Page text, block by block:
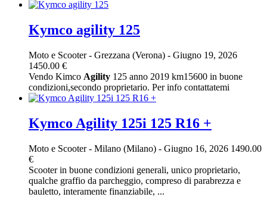
Kymco agility 125
Moto e Scooter- Grezzana (Verona) - Giugno 19, 2026
1450.00 €
Vendo Kimco Agility 125 anno 2019 km15600 in buone
condizioni,secondo proprietario. Per info contattatemi
Kymco Agility 125i 125 R16 +
Moto e Scooter- Milano (Milano) - Giugno 16, 2026 1490.00
€
Scooter in buone condizioni generali, unico proprietario,
qualche graffio da parcheggio, compreso di parabrezza e
bauletto, interamente finanziabile, ...